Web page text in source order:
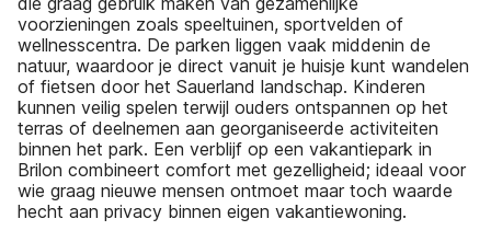
voorzieningen zoals speeltuinen, sportvelden of
wellnesscentra. De parken liggen vaak middenin de
natuur, waardoor je direct vanuit je huisje kunt wandelen
of fietsen door het Sauerland landschap. Kinderen
kunnen veilig spelen terwijl ouders ontspannen op het
terras of deelnemen aan georganiseerde activiteiten
binnen het park. Een verblijf op een vakantiepark in
Brilon combineert comfort met gezelligheid; ideaal voor
wie graag nieuwe mensen ontmoet maar toch waarde
hecht aan privacy binnen eigen vakantiewoning.